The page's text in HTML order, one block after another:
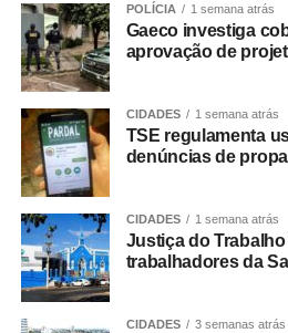
Segundo o processo, foram
ALMT em favor da empresa, sem
serviços contratados.
De acordo com os autos, Bosaipo
lado do ex-presidente da AL,
irmãos contadores eram
de fachada para encobrir os
Embora tenha confessado as
não foi responsabilizado em
acordo de colaboração premiada.
POLÍCIA 1 semana atrás
Gaeco investiga
aprovação de
CIDADES 1 semana atrás
TSE regulamenta
denúncias de
CIDADES 1 semana atrás
Justiça do
trabalhadores da
CIDADES 3 semanas atrás